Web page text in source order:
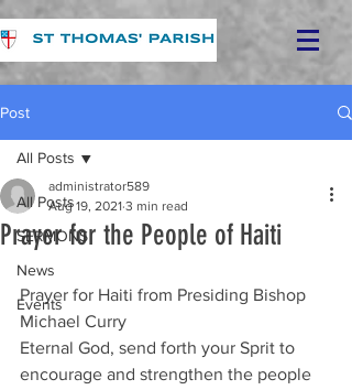
Post
All Posts
SERMONS
News
Events
All Posts
Prayer for the People of Haiti
administrator589
Aug 19, 2021 3 min read
Prayer for Haiti from Presiding Bishop
Michael Curry
Eternal God, send forth your Sprit to
encourage and strengthen the people